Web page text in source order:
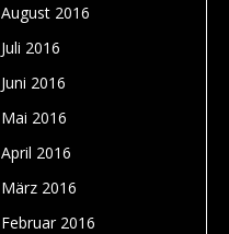
August 2016
Juli 2016
Juni 2016
Mai 2016
April 2016
März 2016
Februar 2016